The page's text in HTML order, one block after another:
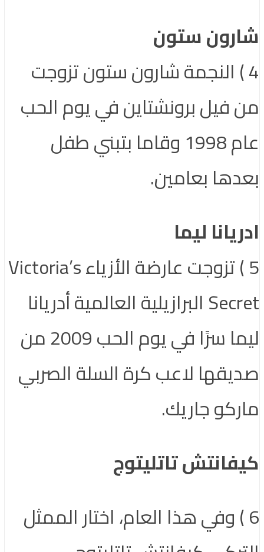
شارون ستون
4 ) النجمة شارون ستون تزوجت
من فيل برونشتاين في يوم الحب
عام 1998 وقاما بتبني طفل
بعدها بعامين.
ادريانا ليما
5 ) تزوجت عارضة الأزياء Victoria’s
Secret البرازيلية العالمية أدريانا
ليما سرًا في يوم الحب 2009 من
صديقها لاعب كرة السلة الصربي
ماركو جاريك.
كيفانتش تاتليتوج
6 ) وفي هذا العام، اختار الممثل